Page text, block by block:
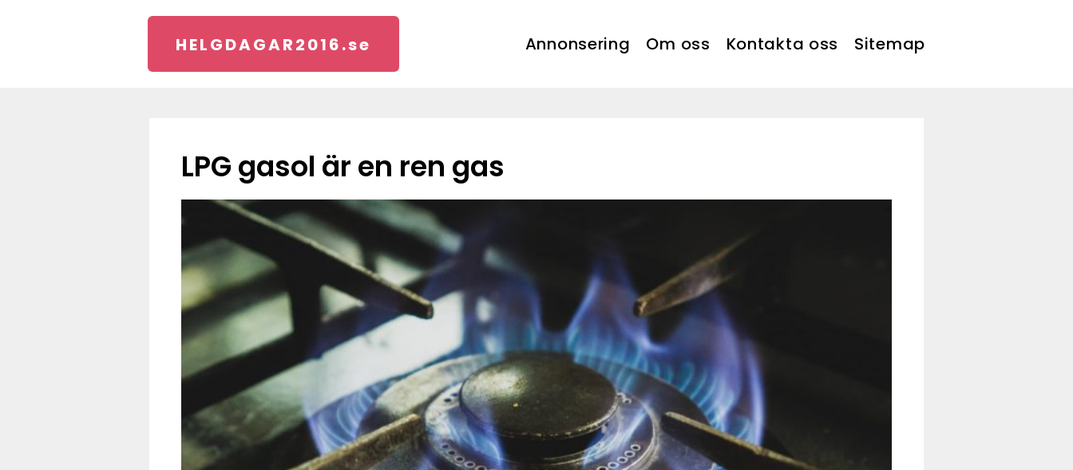
HELGDAGAR2016.se Annonsering Om oss Kontakta oss Sitemap
LPG gasol är en ren gas